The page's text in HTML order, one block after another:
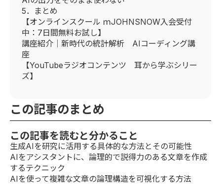
5．まとめ
【オンラインスクール ｍJOHNSNOW入会受付
中：7日間無料お試し】
講座紹介｜新時代の統計解析 AIコーディング講
座
【YouTubeラジオコンテンツ 耳から学ぶシリー
ズ】
この記事のまとめ
この記事を読むと分かること
生成AIを研究に活用する具体的な方法とその可能性
AIをアシスタントに、論理的で説得力のある文章を作成
するテクニック
AIを使って複雑な文章の論理構造を可視化する方法